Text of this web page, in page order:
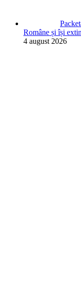
Române și își
4 august 2026